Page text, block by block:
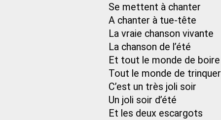
Se mettent à chanter
A chanter à tue-tête
La vraie chanson vivante
La chanson de l’été
Et tout le monde de boire
Tout le monde de trinquer
C’est un très joli soir
Un joli soir d’été
Et les deux escargots